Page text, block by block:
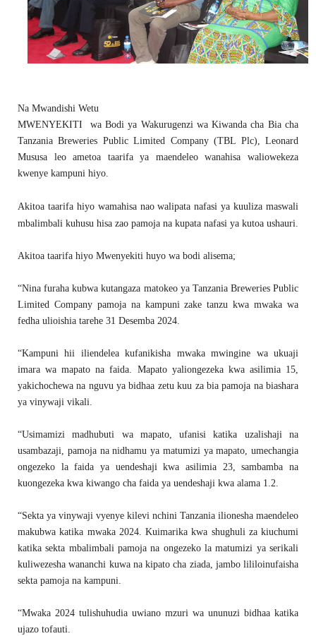
Na Mwandishi Wetu
MWENYEKITI wa Bodi ya Wakurugenzi wa Kiwanda cha Bia cha
Tanzania Breweries Public Limited Company (TBL Plc), Leonard
Mususa leo ametoa taarifa ya maendeleo wanahisa waliowekeza
kwenye kampuni hiyo.
Akitoa taarifa hiyo wamahisa nao walipata nafasi ya kuuliza maswali
mbalimbali kuhusu hisa zao pamoja na kupata nafasi ya kutoa ushauri.
Akitoa taarifa hiyo Mwenyekiti huyo wa bodi alisema;
“Nina furaha kubwa kutangaza matokeo ya Tanzania Breweries Public
Limited Company pamoja na kampuni zake tanzu kwa mwaka wa
fedha ulioishia tarehe 31 Desemba 2024.
“Kampuni hii iliendelea kufanikisha mwaka mwingine wa ukuaji
imara wa mapato na faida. Mapato yaliongezeka kwa asilimia 15,
yakichochewa na nguvu ya bidhaa zetu kuu za bia pamoja na biashara
ya vinywaji vikali.
“Usimamizi madhubuti wa mapato, ufanisi katika uzalishaji na
usambazaji, pamoja na nidhamu ya matumizi ya mapato, umechangia
ongezeko la faida ya uendeshaji kwa asilimia 23, sambamba na
kuongezeka kwa kiwango cha faida ya uendeshaji kwa alama 1.2.
“Sekta ya vinywaji vyenye kilevi nchini Tanzania ilionesha maendeleo
makubwa katika mwaka 2024. Kuimarika kwa shughuli za kiuchumi
katika sekta mbalimbali pamoja na ongezeko la matumizi ya serikali
kuliwezesha wananchi kuwa na kipato cha ziada, jambo lililoinufaisha
sekta pamoja na kampuni.
“Mwaka 2024 tulishuhudia uwiano mzuri wa ununuzi bidhaa katika
ujazo tofauti.